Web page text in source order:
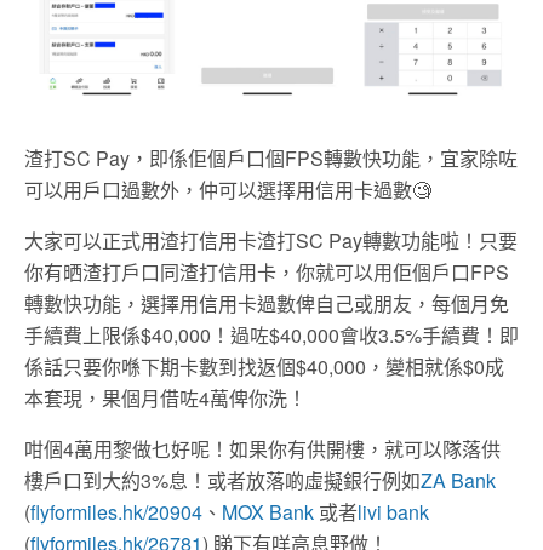
渣打SC Pay，即係佢個戶口個FPS轉數快功能，宜家除咗
可以用戶口過數外，仲可以選擇用信用卡過數🧐
大家可以正式用渣打信用卡渣打SC Pay轉數功能啦！只要
你有晒渣打戶口同渣打信用卡，你就可以用佢個戶口FPS
轉數快功能，選擇用信用卡過數俾自己或朋友，每個月免
手續費上限係$40,000！過咗$40,000會收3.5%手續費！即
係話只要你喺下期卡數到找返個$40,000，變相就係$0成
本套現，果個月借咗4萬俾你洗！
咁個4萬用黎做乜好呢！如果你有供開樓，就可以隊落供
樓戶口到大約3%息！或者放落啲虛擬銀行例如ZA Bank
(flyformiles.hk/20904 、 MOX Bank 或者livi bank
(flyformiles.hk/26781) 睇下有咩高息野做！